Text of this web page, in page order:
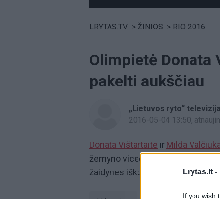
Lrytas.lt -
If you wish
LRYTAS.TV > ŽINIOS > RIO 2016
Olimpietė
pakelti aukščiau
„Lietuvos ryto“ televizija
2016-05-04 13:50,
Donata Vištartaitė ir Milda
žemyno vicečempionės. Drauge
žaidynes iškovojo pernai